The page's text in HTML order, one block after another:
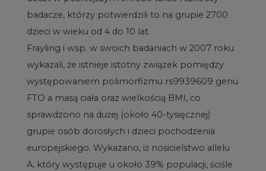
badacze, którzy potwierdzili to na grupie 2700
dzieci w wieku od 4 do 10 lat.
Frayling i wsp. w swoich badaniach w 2007 roku
wykazali, że istnieje istotny związek pomiędzy
występowaniem polimorfizmu rs9939609 genu
FTO a masą ciała oraz wielkością BMI, co
sprawdzono na dużej (około 40-tysięcznej)
grupie osób dorosłych i dzieci pochodzenia
europejskiego. Wykazano, iż nosicielstwo allelu
A, który występuje u około 39% populacji, ściśle